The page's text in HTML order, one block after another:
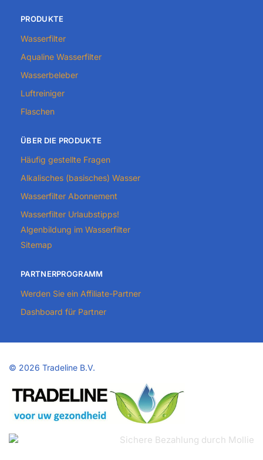
PRODUKTE
Wasserfilter
Aqualine Wasserfilter
Wasserbeleber
Luftreiniger
Flaschen
ÜBER DIE PRODUKTE
Häufig gestellte Fragen
Alkalisches (basisches) Wasser
Wasserfilter Abonnement
Wasserfilter Urlaubstipps!
Algenbildung im Wasserfilter
Sitemap
PARTNERPROGRAMM
Werden Sie ein Affiliate-Partner
Dashboard für Partner
© 2026 Tradeline B.V.